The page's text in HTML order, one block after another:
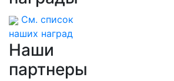
См. список
наших наград
Наши
партнеры